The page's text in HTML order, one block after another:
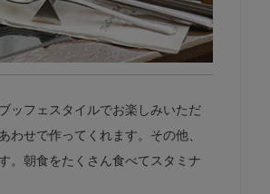
ッフェスタイルでお楽しみいただ
せで作ってくれます。その他、
。朝食をたくさん食べてスタミナ